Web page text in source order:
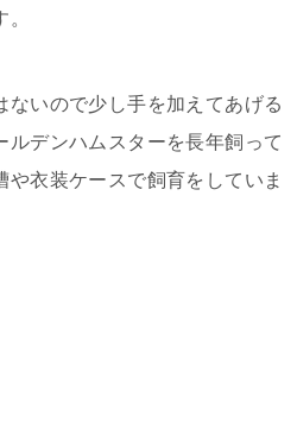
ないので少し手を加えてあげる
ルデンハムスターを長年飼って
や衣装ケースで飼育をしていま